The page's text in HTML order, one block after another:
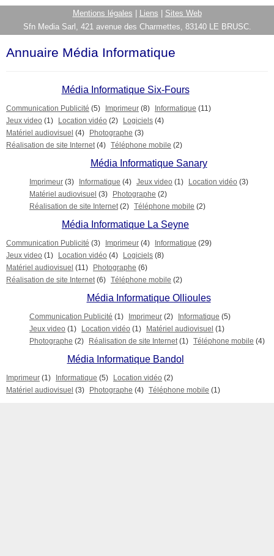
Mentions légales Liens
Sites Web
Sfn Media Sarl, 421 avenue des Charmettes, 83140 LE BRUSC.
Annuaire Média Informatique
Média Informatique Six-Fours
Communication Publicité (5) Imprimeur (8) Informatique (11)
Jeux video (1) Location vidéo (2) Logiciels (4)
Matériel audiovisuel (4) Photographe (3)
Réalisation de site Internet (4) Téléphone mobile (2)
Média Informatique Sanary
Imprimeur (3) Informatique (4) Jeux video (1) Location vidéo (3)
Matériel audiovisuel (3) Photographe (2)
Réalisation de site Internet (2) Téléphone mobile (2)
Média Informatique La Seyne
Communication Publicité (3) Imprimeur (4) Informatique (29)
Jeux video (1) Location vidéo (4) Logiciels (8)
Matériel audiovisuel (11) Photographe (6)
Réalisation de site Internet (6) Téléphone mobile (2)
Média Informatique Ollioules
Communication Publicité (1) Imprimeur (2) Informatique (5)
Jeux video (1) Location vidéo (1) Matériel audiovisuel (1)
Photographe (2) Réalisation de site Internet (1) Téléphone mobile (4)
Média Informatique Bandol
Imprimeur (1) Informatique (5) Location vidéo (2)
Matériel audiovisuel (3) Photographe (4) Téléphone mobile (1)